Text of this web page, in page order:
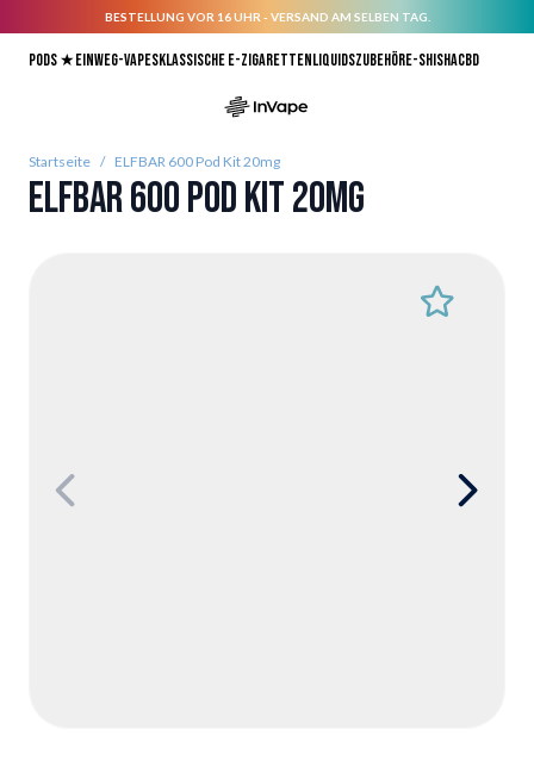
BESTELLUNG VOR 16 UHR - VERSAND AM SELBEN TAG.
Pods ★Einweg-VapesKlassische E-ZigarettenLiquidsZubehörE-ShishaCBD
Startseite / ELFBAR 600 Pod Kit 20mg
ELFBAR 600 Pod Kit 20mg